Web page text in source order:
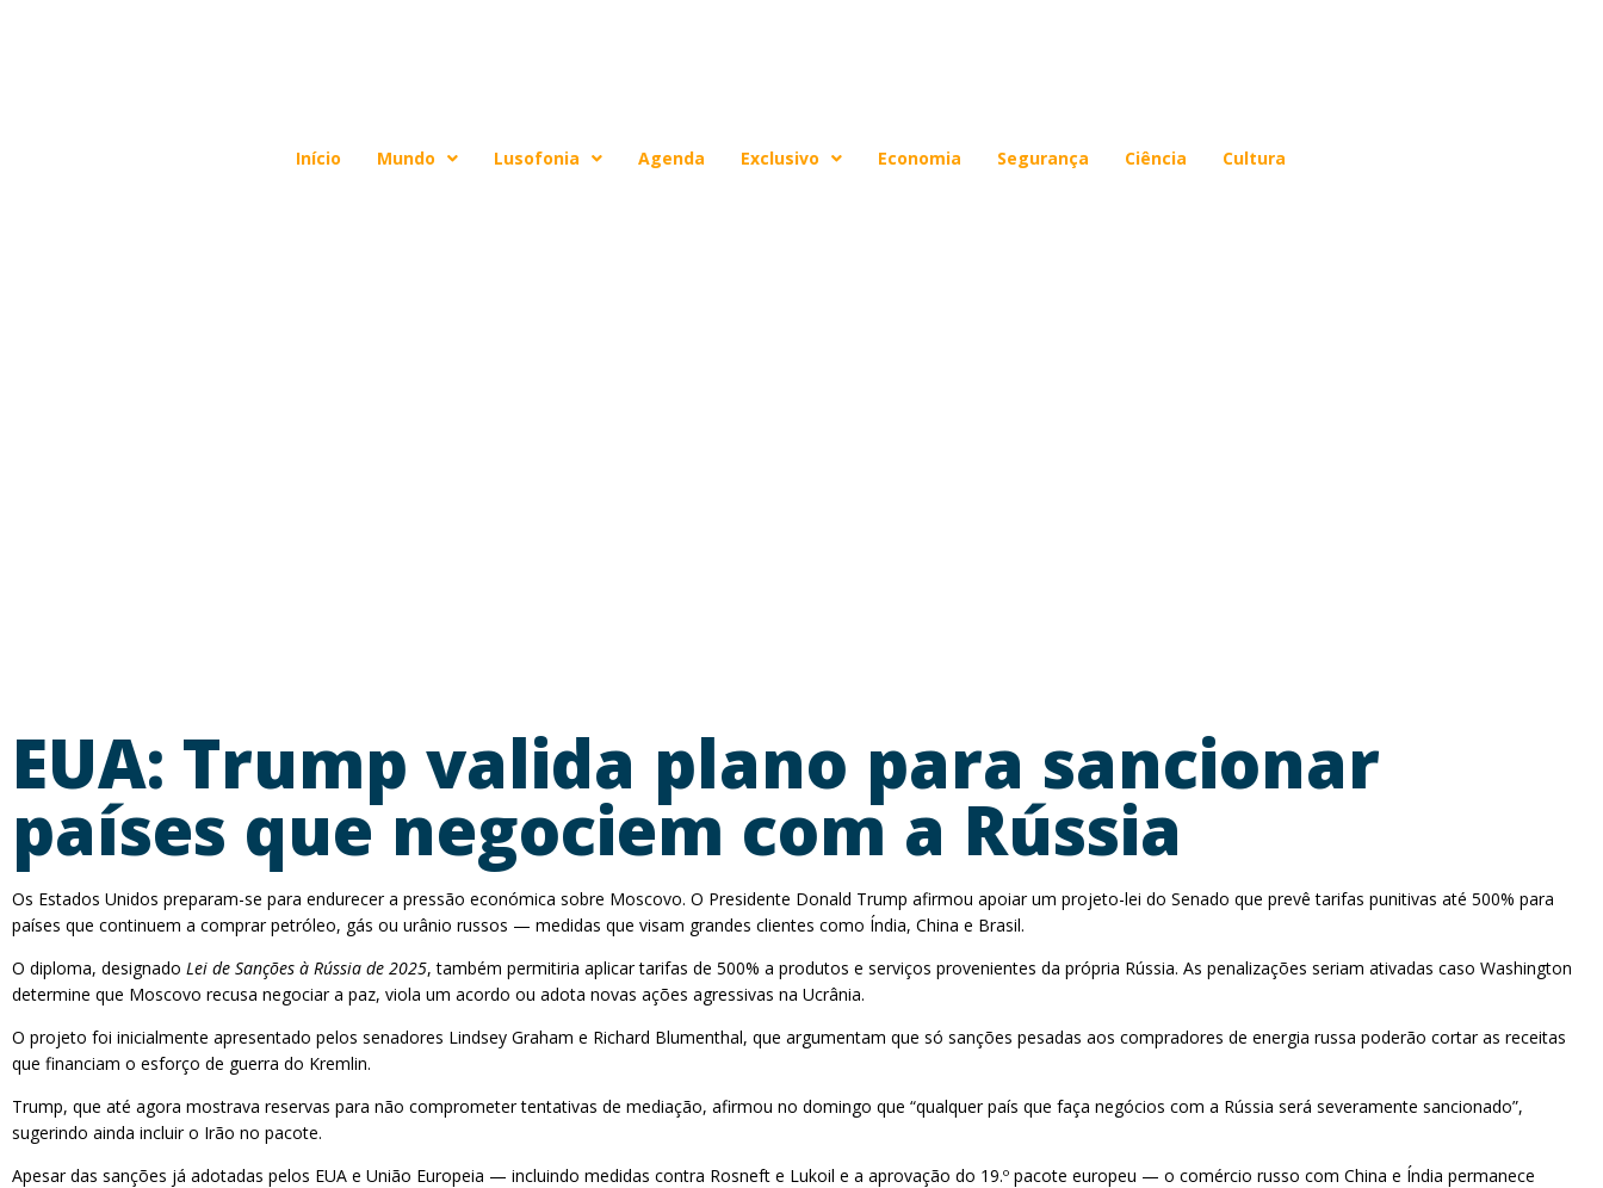
Início Mundo Lusofonia Agenda Exclusivo Economia Segurança Ciência Cultura
EUA: Trump valida plano para sancionar
países que negociem com a Rússia
Os Estados Unidos preparam-se para endurecer a pressão económica sobre Moscovo. O Presidente Donald Trump afirmou apoiar um projeto-lei do Senado que prevê tarifas punitivas até 500% para
países que continuem a comprar petróleo, gás ou urânio russos — medidas que visam grandes clientes como Índia, China e Brasil.
O diploma, designado Lei de Sanções à Rússia de 2025, também permitiria aplicar tarifas de 500% a produtos e serviços provenientes da própria Rússia. As penalizações seriam ativadas caso Washington
determine que Moscovo recusa negociar a paz, viola um acordo ou adota novas ações agressivas na Ucrânia.
O projeto foi inicialmente apresentado pelos senadores Lindsey Graham e Richard Blumenthal, que argumentam que só sanções pesadas aos compradores de energia russa poderão cortar as receitas
que financiam o esforço de guerra do Kremlin.
Trump, que até agora mostrava reservas para não comprometer tentativas de mediação, afirmou no domingo que “qualquer país que faça negócios com a Rússia será severamente sancionado”,
sugerindo ainda incluir o Irão no pacote.
Apesar das sanções já adotadas pelos EUA e União Europeia — incluindo medidas contra Rosneft e Lukoil e a aprovação do 19.º pacote europeu — o comércio russo com China e Índia permanece